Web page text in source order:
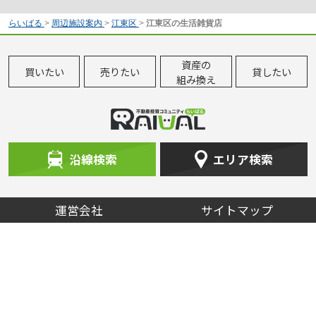
らいばる > 周辺施設案内 > 江東区 > 江東区の生活雑貨店
買いたい 売りたい
資産の
組み換え
貸したい
沿線検索 エリア検索
運営会社 サイトマップ